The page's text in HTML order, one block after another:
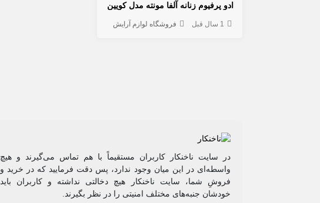
ادو پرفیوم زنانه آلفا مونته مدل کویین
1 سال قبل فروشگاه لوازم آرایش
در سایت ناخنکار کاربران مستقیماً با هم تماس می‌گیرند و هیچ
واسطه‌ای در این میان وجود ندارد، پس دقت فرمایید که در خرید و
فروشِ شما، سایت ناخنکار هیچ دخالتی نداشته و کاربران باید
خودشان جنبه‌های مختلف امنیتی را در نظر بگیرند.